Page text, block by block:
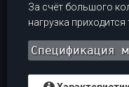
За счёт большого
нагрузка приходится
Спецификация